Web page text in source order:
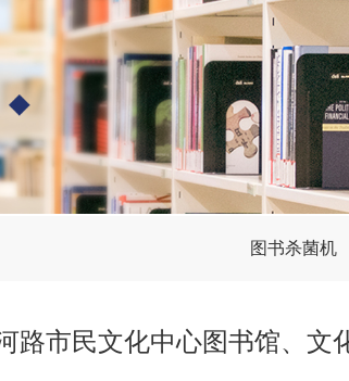
图书杀菌机
路市民文化中心图书馆、文